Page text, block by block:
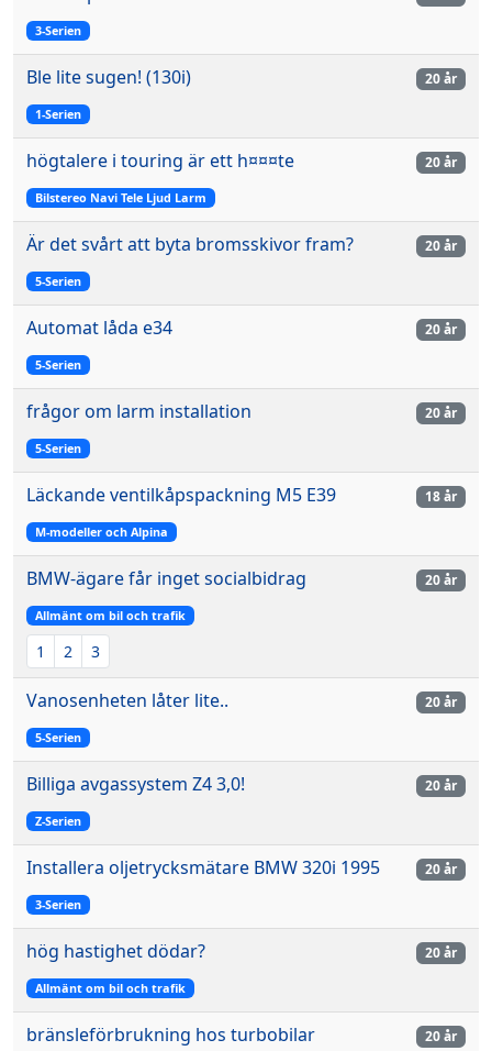
3-Serien
Ble lite sugen! (130i)
1-Serien
20 år
högtalere i touring är ett h¤¤¤te
Bilstereo Navi Tele Ljud Larm
20 år
Är det svårt att byta bromsskivor fram?
5-Serien
20 år
Automat låda e34
5-Serien
20 år
frågor om larm installation
5-Serien
20 år
Läckande ventilkåpspackning M5 E39
M-modeller och Alpina
18 år
BMW-ägare får inget socialbidrag
Allmänt om bil och trafik
1 2 3
20 år
Vanosenheten låter lite..
5-Serien
20 år
Billiga avgassystem Z4 3,0!
Z-Serien
20 år
Installera oljetrycksmätare BMW 320i 1995
3-Serien
20 år
hög hastighet dödar?
Allmänt om bil och trafik
20 år
bränsleförbrukning hos turbobilar 20 år